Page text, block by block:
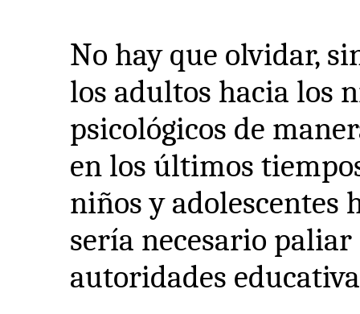
No hay que olvidar,
los adultos hacia los
psicológicos de
en los últimos
niños y adolescentes
sería necesario
autoridades